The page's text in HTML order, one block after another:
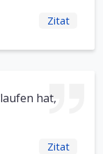
Zitat
hat,
Zitat